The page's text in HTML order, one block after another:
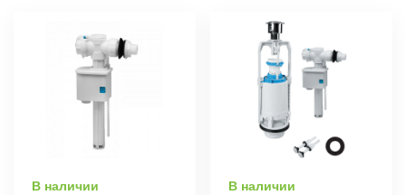
В наличии В наличии